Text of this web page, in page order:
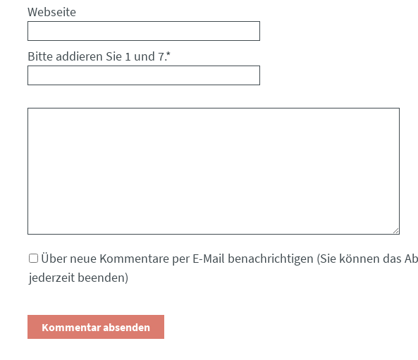
Webseite
Bitte addieren Sie 1 und 7.*
Über neue Kommentare per E-Mail benachrichtigen (Sie können das
jederzeit beenden)